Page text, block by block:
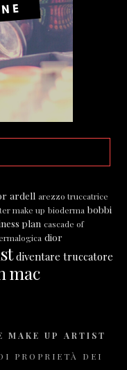
ardell arezzo truccatrice
make up bioderma bobbi
plan cascade of
dior
diventare truccatore
mac
MAKE UP ARTIST
PROPRIETÀ DEI